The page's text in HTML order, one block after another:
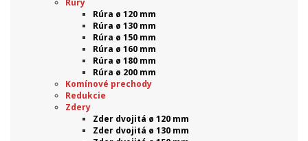
Rúra ø 120 mm
Rúra ø 130 mm
Rúra ø 150 mm
Rúra ø 160 mm
Rúra ø 180 mm
Rúra ø 200 mm
Komínové prechody
Redukcie
Zdery
Zder dvojitá ø 120 mm
Zder dvojitá ø 130 mm